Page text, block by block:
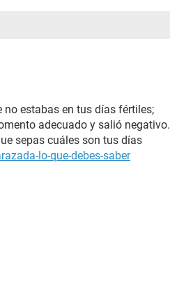
no estabas en tus días fértiles;
adecuado y salió negativo.
sepas cuáles son tus días
lo-que-debes-saber